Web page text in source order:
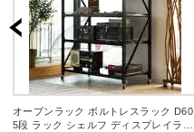
オープンラック ボルトレスラック D60
5段 ラック シェルフ ディスプレイラッ